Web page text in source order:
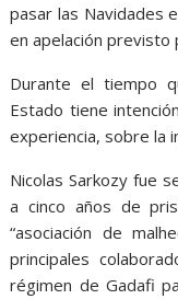
pasar las Navidades
en apelación previsto
Durante el tiempo
Estado tiene
experiencia, sobre la
Nicolas Sarkozy fue
a cinco años de
“asociación de
principales
régimen de Gadafi